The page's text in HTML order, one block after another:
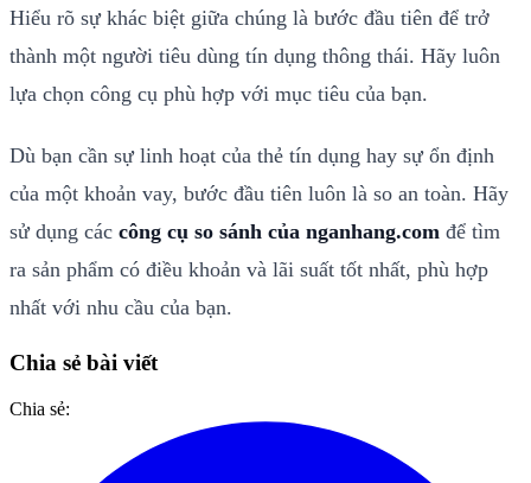
Hiểu rõ sự khác biệt giữa chúng là bước đầu tiên để trở
thành một người tiêu dùng tín dụng thông thái. Hãy luôn
lựa chọn công cụ phù hợp với mục tiêu của bạn.
Dù bạn cần sự linh hoạt của thẻ tín dụng hay sự ổn định
của một khoản vay, bước đầu tiên luôn là so an toàn. Hãy
sử dụng các công cụ so sánh của nganhang.com để tìm
ra sản phẩm có điều khoản và lãi suất tốt nhất, phù hợp
nhất với nhu cầu của bạn.
Chia sẻ bài viết
Chia sẻ: